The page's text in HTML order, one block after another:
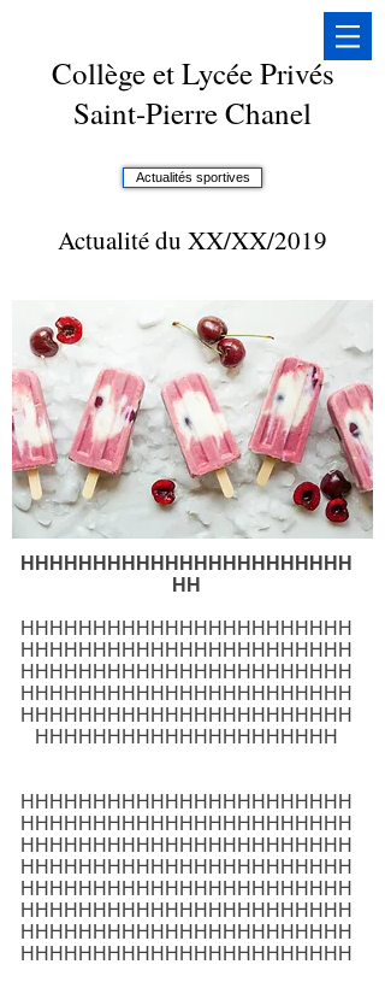
Collège et Lycée Privés
Saint-Pierre Chanel
Actualités sportives
Actualité du XX/XX/2019
HHHHHHHHHHHHHHHHHHHHHHH
HH
HHHHHHHHHHHHHHHHHHHHHHH
HHHHHHHHHHHHHHHHHHHHHHH
HHHHHHHHHHHHHHHHHHHHHHH
HHHHHHHHHHHHHHHHHHHHHHH
HHHHHHHHHHHHHHHHHHHHHHH
HHHHHHHHHHHHHHHHHHHHH
HHHHHHHHHHHHHHHHHHHHHHH
HHHHHHHHHHHHHHHHHHHHHHH
HHHHHHHHHHHHHHHHHHHHHHH
HHHHHHHHHHHHHHHHHHHHHHH
HHHHHHHHHHHHHHHHHHHHHHH
HHHHHHHHHHHHHHHHHHHHHHH
HHHHHHHHHHHHHHHHHHHHHHH
HHHHHHHHHHHHHHHHHHHHHHH